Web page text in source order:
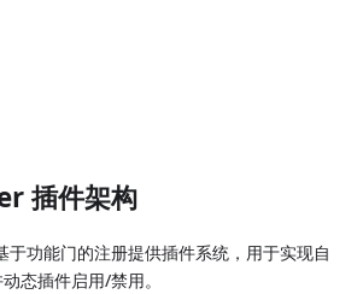
插件架构
功能门的注册提供插件系统，用于实现自
态插件启用/禁用。